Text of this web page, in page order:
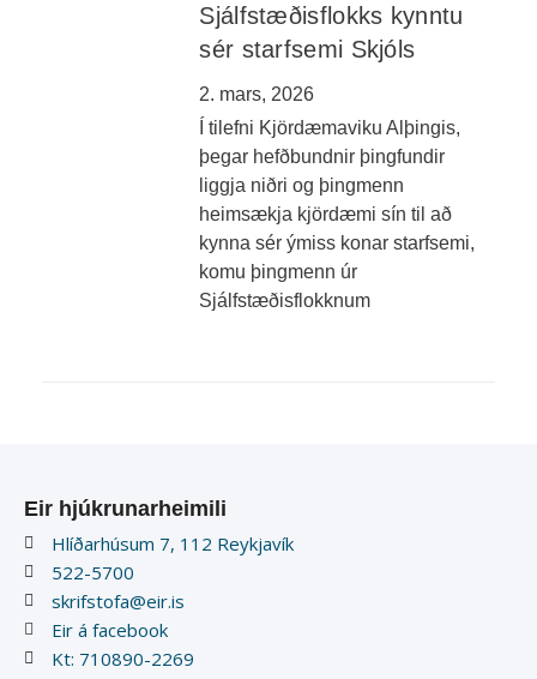
Sjálfstæðisflokks kynntu
sér starfsemi Skjóls
2. mars, 2026
Í tilefni Kjördæmaviku Alþingis,
þegar hefðbundnir þingfundir
liggja niðri og þingmenn
heimsækja kjördæmi sín til að
kynna sér ýmiss konar starfsemi,
komu þingmenn úr
Sjálfstæðisflokknum
Eir hjúkrunarheimili
Hlíðarhúsum 7, 112 Reykjavík
522-5700
skrifstofa@eir.is
Eir á facebook
Kt: 710890-2269